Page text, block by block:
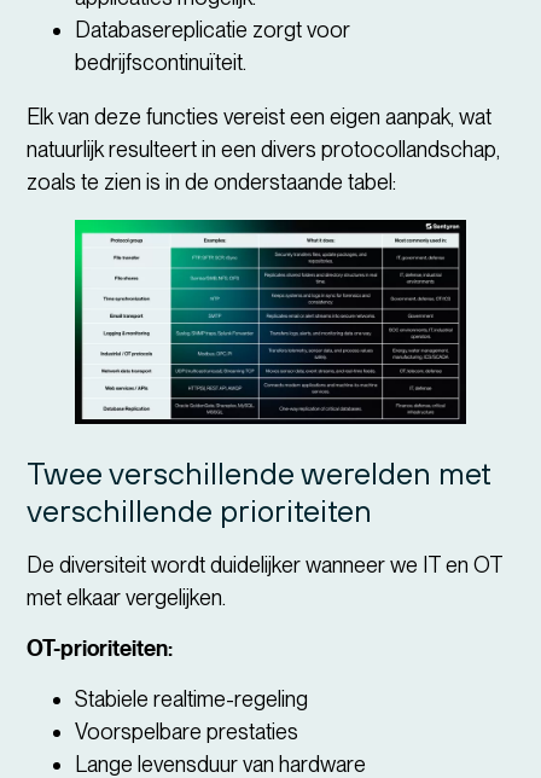
Databasereplicatie zorgt voor
bedrijfscontinuïteit.
Elk van deze functies vereist een eigen aanpak, wat
natuurlijk resulteert in een divers protocollandschap,
zoals te zien is in de onderstaande tabel:
Twee verschillende werelden met
verschillende prioriteiten
De diversiteit wordt duidelijker wanneer we IT en OT
met elkaar vergelijken.
OT-prioriteiten:
Stabiele realtime-regeling
Voorspelbare prestaties
Lange levensduur van hardware